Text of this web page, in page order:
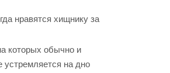
нравятся хищнику за
которых обычно и
устремляется на дно